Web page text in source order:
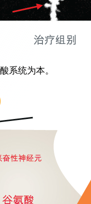
系统为本。